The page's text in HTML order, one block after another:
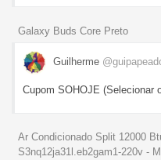
Galaxy Buds Core Preto
Guilherme
Cupom SOHOJE (Selecionar
Ar Condicionado Split 12000
S3nq12ja31l.eb2gam1-220v -